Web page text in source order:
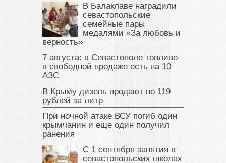
В Балаклаве наградили
севастопольские
семейные пары
медалями «За любовь и
верность»
7 августа: в Севастополе топливо
в свободной продаже есть на 10
АЗС
В Крыму дизель продают по 119
рублей за литр
При ночной атаке ВСУ погиб один
крымчанин и еще один получил
ранения
С 1 сентября занятия в
севастопольских школах